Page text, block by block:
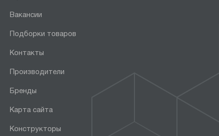
Вакансии
Подборки товаров
Контакты
Производители
Бренды
Карта сайта
Конструкторы